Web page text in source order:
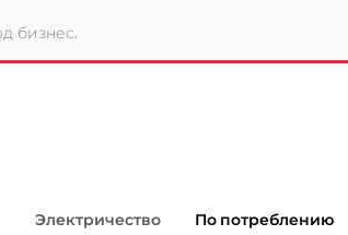
бизнес.
Электричество По потреблению